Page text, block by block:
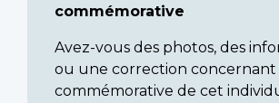
commémorative
Avez-vous des photos, des
ou une correction concernant
commémorative de cet